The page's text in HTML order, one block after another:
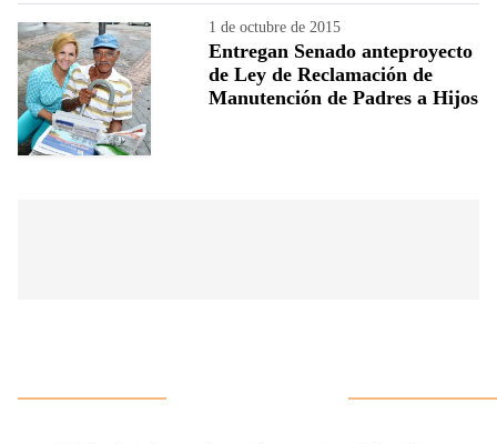
1 de octubre de 2015
Entregan Senado anteproyecto
de Ley de Reclamación de
Manutención de Padres a Hijos